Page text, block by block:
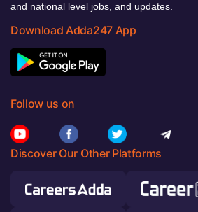
and national level jobs, and updates.
Download Adda247 App
Follow us on
Discover Our Other Platforms